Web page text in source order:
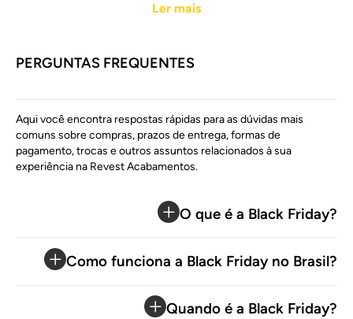
Ler mais
PERGUNTAS FREQUENTES
Aqui você encontra respostas rápidas para as dúvidas mais
comuns sobre compras, prazos de entrega, formas de
pagamento, trocas e outros assuntos relacionados à sua
experiência na Revest Acabamentos.
O que é a Black Friday?
Como funciona a Black Friday no Brasil?
Quando é a Black Friday?